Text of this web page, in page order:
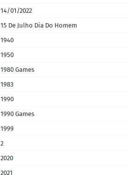
14/01/2022
15 De Julho Dia Do Homem
1940
1950
1980 Games
1983
1990
1990 Games
1999
2
2020
2021